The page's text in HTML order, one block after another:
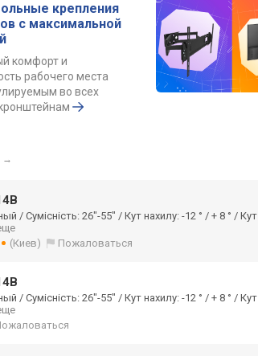
крепления
с максимальной
комфорт и
рабочего места
во всех
→
/ Сумісність: 26"-55" / Кут нахилу: -12 ° / + 8 ° / Кут
(Киев) Пожаловаться
/ Сумісність: 26"-55" / Кут нахилу: -12 ° / + 8 ° / Кут